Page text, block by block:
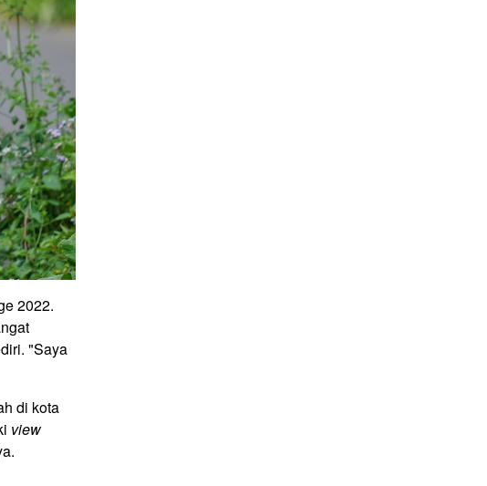
2022.
"Saya
di kota
view